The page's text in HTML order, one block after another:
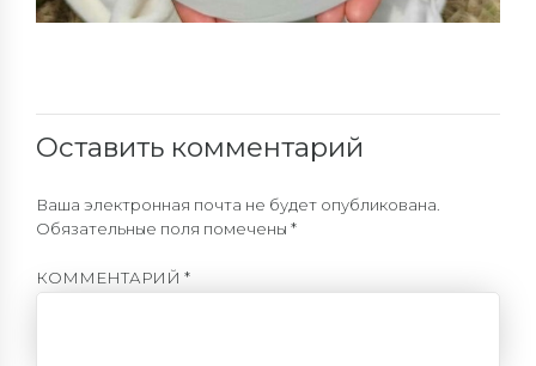
Оставить комментарий
Ваша электронная почта не будет опубликована.
Обязательные поля помечены *
КОММЕНТАРИЙ *